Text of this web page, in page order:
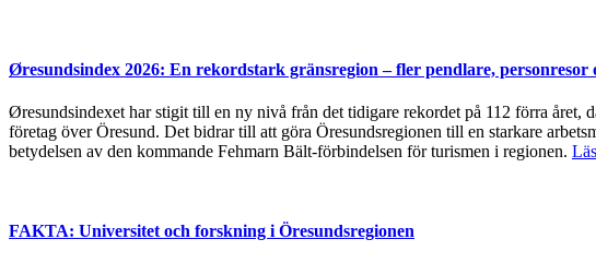
Øresundsindex 2026: En rekordstark gränsregion – fler pendlare, personresor
Øresundsindexet har stigit till en ny nivå från det tidigare rekordet på 112 förra
företag över Öresund. Det bidrar till att göra Öresundsregionen till en starkare
betydelsen av den kommande Fehmarn Bält-förbindelsen för turismen i regionen.
FAKTA: Universitet och forskning i Öresundsregionen